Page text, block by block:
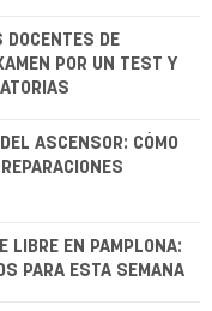
DOCENTES DE
POR UN TEST Y
ASCENSOR: CÓMO
LIBRE EN PAMPLONA:
PARA ESTA SEMANA